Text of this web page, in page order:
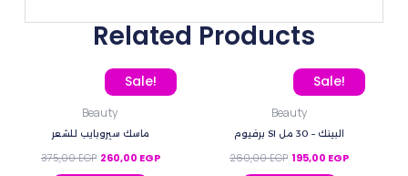
Related Products
Sale!
Beauty
ماسك سيروبايب للشعر
375,00EGP
Original price was: 375,00 EGP.
260,00 EGP
Current price is: 260,00 EGP. Sale!
Beauty
برفيوم SI البينك – 30 مل
260,00EGP
Original price was:
195,00 EGP
Current